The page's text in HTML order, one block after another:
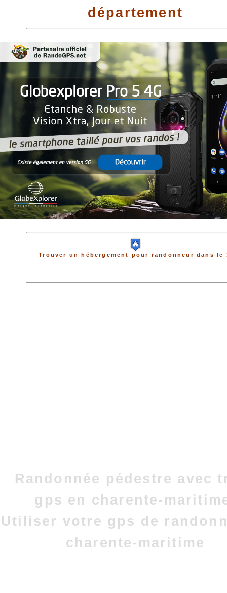
département
Trouver un hébergement pour randonneur dans le
Randonnée pédestre avec
gps en charente-
Utiliser votre gps de
charente-maritime